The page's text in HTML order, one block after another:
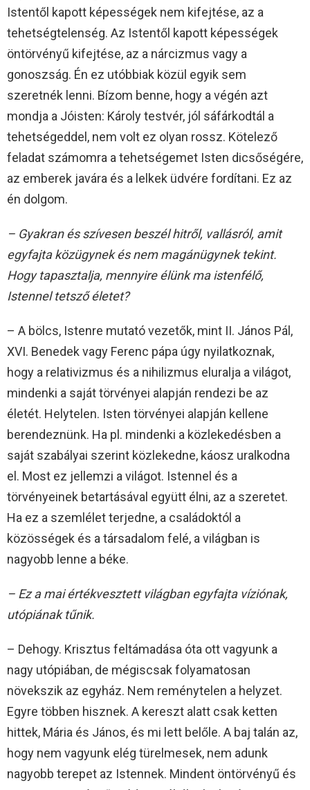
Istentől kapott képességek nem kifejtése, az a
tehetségtelenség. Az Istentől kapott képességek
öntörvényű kifejtése, az a nárcizmus vagy a
gonoszság. Én ez utóbbiak közül egyik sem
szeretnék lenni. Bízom benne, hogy a végén azt
mondja a Jóisten: Károly testvér, jól sáfárkodtál a
tehetségeddel, nem volt ez olyan rossz. Kötelező
feladat számomra a tehetségemet Isten dicsőségére,
az emberek javára és a lelkek üdvére fordítani. Ez az
én dolgom.
– Gyakran és szívesen beszél hitről, vallásról, amit
egyfajta közügynek és nem magánügynek tekint.
Hogy tapasztalja, mennyire élünk ma istenfélő,
Istennel tetsző életet?
– A bölcs, Istenre mutató vezetők, mint II. János Pál,
XVI. Benedek vagy Ferenc pápa úgy nyilatkoznak,
hogy a relativizmus és a nihilizmus eluralja a világot,
mindenki a saját törvényei alapján rendezi be az
életét. Helytelen. Isten törvényei alapján kellene
berendeznünk. Ha pl. mindenki a közlekedésben a
saját szabályai szerint közlekedne, káosz uralkodna
el. Most ez jellemzi a világot. Istennel és a
törvényeinek betartásával együtt élni, az a szeretet.
Ha ez a szemlélet terjedne, a családoktól a
közösségek és a társadalom felé, a világban is
nagyobb lenne a béke.
– Ez a mai értékvesztett világban egyfajta víziónak,
utópiának tűnik.
– Dehogy. Krisztus feltámadása óta ott vagyunk a
nagy utópiában, de mégiscsak folyamatosan
növekszik az egyház. Nem reménytelen a helyzet.
Egyre többen hisznek. A kereszt alatt csak ketten
hittek, Mária és János, és mi lett belőle. A baj talán az,
hogy nem vagyunk elég türelmesek, nem adunk
nagyobb terepet az Istennek. Mindent öntörvényű és